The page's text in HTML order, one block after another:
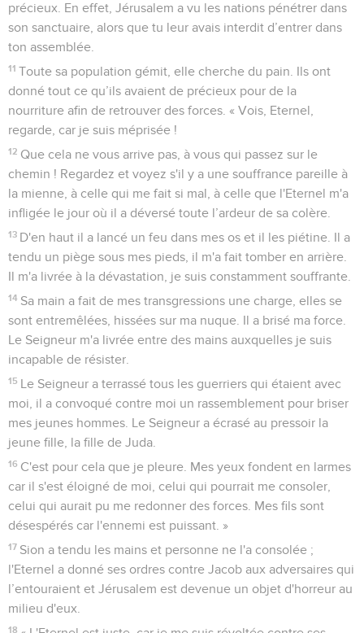
précieux. En effet, Jérusalem a vu les nations pénétrer dans
son sanctuaire, alors que tu leur avais interdit d’entrer dans
ton assemblée.
11 Toute sa population gémit, elle cherche du pain. Ils ont
donné tout ce qu’ils avaient de précieux pour de la
nourriture afin de retrouver des forces. « Vois, Eternel,
regarde, car je suis méprisée !
12 Que cela ne vous arrive pas, à vous qui passez sur le
chemin ! Regardez et voyez s'il y a une souffrance pareille à
la mienne, à celle qui me fait si mal, à celle que l'Eternel m'a
infligée le jour où il a déversé toute l’ardeur de sa colère.
13 D'en haut il a lancé un feu dans mes os et il les piétine. Il a
tendu un piège sous mes pieds, il m'a fait tomber en arrière.
Il m'a livrée à la dévastation, je suis constamment souffrante.
14 Sa main a fait de mes transgressions une charge, elles se
sont entremêlées, hissées sur ma nuque. Il a brisé ma force.
Le Seigneur m'a livrée entre des mains auxquelles je suis
incapable de résister.
15 Le Seigneur a terrassé tous les guerriers qui étaient avec
moi, il a convoqué contre moi un rassemblement pour briser
mes jeunes hommes. Le Seigneur a écrasé au pressoir la
jeune fille, la fille de Juda.
16 C'est pour cela que je pleure. Mes yeux fondent en larmes
car il s'est éloigné de moi, celui qui pourrait me consoler,
celui qui aurait pu me redonner des forces. Mes fils sont
désespérés car l'ennemi est puissant. »
17 Sion a tendu les mains et personne ne l'a consolée ;
l'Eternel a donné ses ordres contre Jacob aux adversaires qui
l’entouraient et Jérusalem est devenue un objet d'horreur au
milieu d'eux.
18